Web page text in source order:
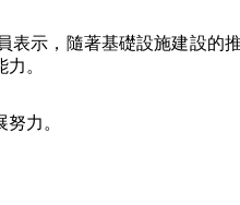
示，隨著基礎設施建設的
。
力。